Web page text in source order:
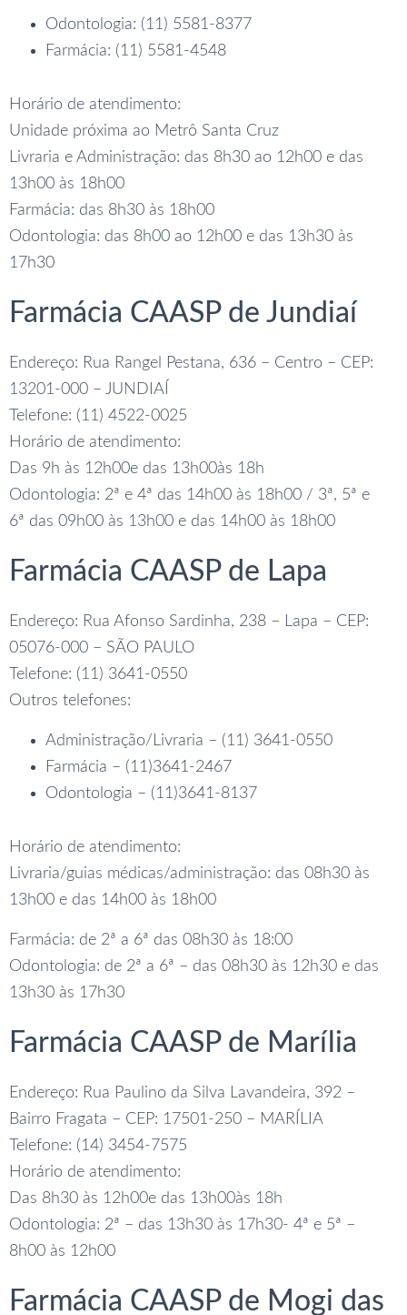
Odontologia: (11) 5581-8377
Farmácia: (11) 5581-4548
Horário de atendimento:
Unidade próxima ao Metrô Santa Cruz
Livraria e Administração: das 8h30 ao 12h00 e das
13h00 às 18h00
Farmácia: das 8h30 às 18h00
Odontologia: das 8h00 ao 12h00 e das 13h30 às
17h30
Farmácia CAASP de Jundiaí
Endereço: Rua Rangel Pestana, 636 – Centro – CEP:
13201-000 – JUNDIAÍ
Telefone: (11) 4522-0025
Horário de atendimento:
Das 9h às 12h00e das 13h00às 18h
Odontologia: 2ª e 4ª das 14h00 às 18h00 / 3ª, 5ª e
6ª das 09h00 às 13h00 e das 14h00 às 18h00
Farmácia CAASP de Lapa
Endereço: Rua Afonso Sardinha, 238 – Lapa – CEP:
05076-000 – SÃO PAULO
Telefone: (11) 3641-0550
Outros telefones:
Administração/Livraria – (11) 3641-0550
Farmácia – (11)3641-2467
Odontologia – (11)3641-8137
Horário de atendimento:
Livraria/guias médicas/administração: das 08h30 às
13h00 e das 14h00 às 18h00
Farmácia: de 2ª a 6ª das 08h30 às 18:00
Odontologia: de 2ª a 6ª – das 08h30 às 12h30 e das
13h30 às 17h30
Farmácia CAASP de Marília
Endereço: Rua Paulino da Silva Lavandeira, 392 –
Bairro Fragata – CEP: 17501-250 – MARÍLIA
Telefone: (14) 3454-7575
Horário de atendimento:
Das 8h30 às 12h00e das 13h00às 18h
Odontologia: 2ª – das 13h30 às 17h30- 4ª e 5ª –
8h00 às 12h00
Farmácia CAASP de Mogi das